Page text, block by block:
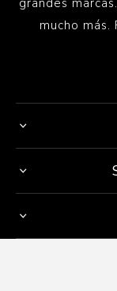
grandes
mucho